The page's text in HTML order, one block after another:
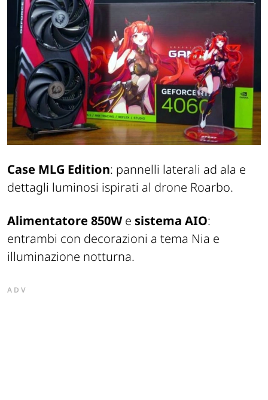
Case MLG Edition: pannelli laterali ad ala e
dettagli luminosi ispirati al drone Roarbo.
Alimentatore 850We sistema AIO:
entrambi con decorazioni a tema Nia e
illuminazione notturna.
ADV